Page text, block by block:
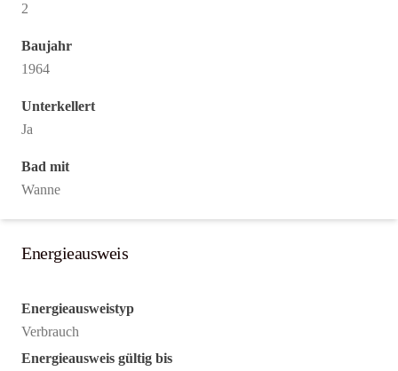
2
Baujahr
1964
Unterkellert
Ja
Bad mit
Wanne
Energieausweis
Energieausweistyp
Verbrauch
Energieausweis gültig bis